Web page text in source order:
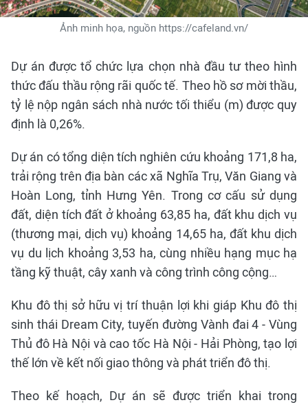
Ảnh minh họa, nguồn https://cafeland.vn/
Dự án được tổ chức lựa chọn nhà đầu tư theo hình
thức đấu thầu rộng rãi quốc tế. Theo hồ sơ mời thầu,
tỷ lệ nộp ngân sách nhà nước tối thiểu (m) được quy
định là 0,26%.
Dự án có tổng diện tích nghiên cứu khoảng 171,8 ha,
trải rộng trên địa bàn các xã Nghĩa Trụ, Văn Giang và
Hoàn Long, tỉnh Hưng Yên. Trong cơ cấu sử dụng
đất, diện tích đất ở khoảng 63,85 ha, đất khu dịch vụ
(thương mại, dịch vụ) khoảng 14,65 ha, đất khu dịch
vụ du lịch khoảng 3,53 ha, cùng nhiều hạng mục hạ
tầng kỹ thuật, cây xanh và công trình công cộng…
Khu đô thị sở hữu vị trí thuận lợi khi giáp Khu đô thị
sinh thái Dream City, tuyến đường Vành đai 4 - Vùng
Thủ đô Hà Nội và cao tốc Hà Nội - Hải Phòng, tạo lợi
thế lớn về kết nối giao thông và phát triển đô thị.
Theo kế hoạch, Dự án sẽ được triển khai trong